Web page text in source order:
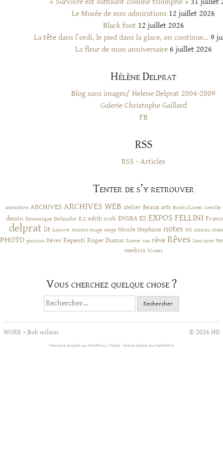
Le Musée de mes admirations 12 juillet 2026
Black foot 12 juillet 2026
La tête dans l’ordi, le pied dans la glace, on continue… 9
La fleur de mon anniversaire 6 juillet 2026
Hélène Delprat
Blog sans images/ Helene Delprat 2004-2009
Galerie Christophe Gaillard
FB
RSS
RSS - Articles
Tenter de s’y retrouver
animation ARCHIVES ARCHIVES WEB atelier Beaux arts Books/Livres camille
dessin Dominique Delouche E.S edith scob ENSBA ES EXPOS FELLINI
delprat lit Louvre maison rouge neige NIcole Stephane notes NS oiseau
PHOTO picasso Rêves Repenti Roger Dumas Rome rue rêve Rêves Sans nom
medicis Viviers
Vous cherchez quelque chose ?
Rechercher :
WORK>Bob wilson © 2026 HD
Fièrement propulsé par WordPress. Thème : helene-delprat par SophieWeb.